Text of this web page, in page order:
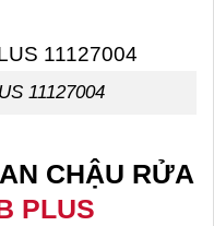
11127004
CHẬU RỬA
PLUS